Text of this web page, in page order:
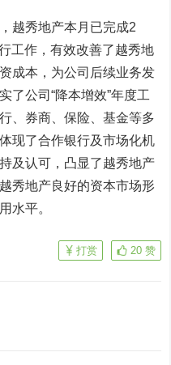
秀地产本月已完成2
工作，有效改善了越秀地
成本，为公司后续业务发
了公司“降本增效”年度工
、券商、保险、基金等多
现了合作银行及市场化机
及认可，凸显了越秀地产
秀地产良好的资本市场形
水平。
20 赞
打赏